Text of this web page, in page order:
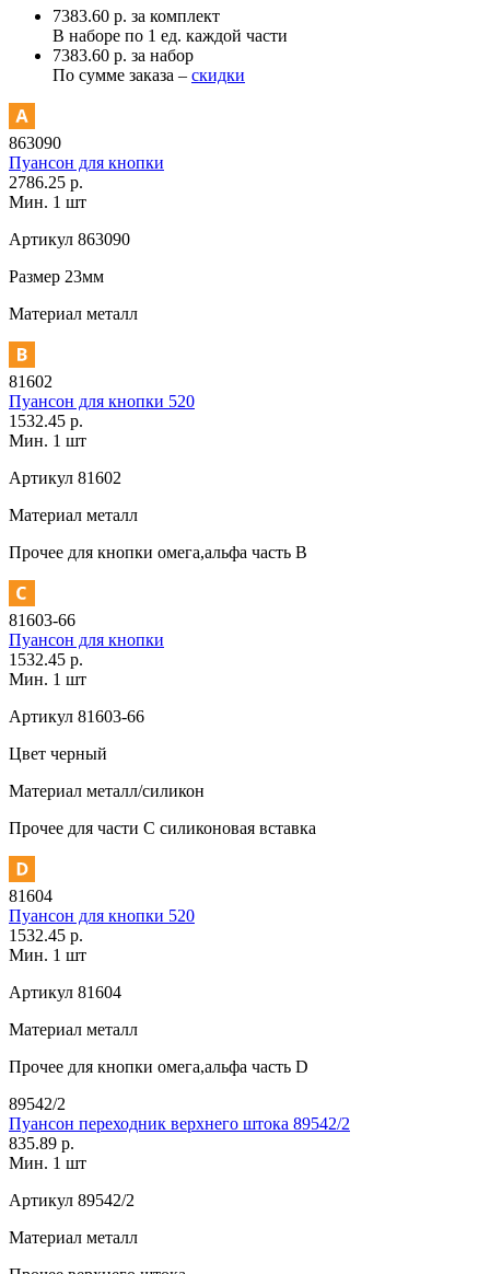
7383.60 р. за комплект
В наборе по 1 ед. каждой части
7383.60 р. за набор
По сумме заказа – скидки
863090
Пуансон для кнопки
2786.25 р.
Мин. 1 шт
Артикул 863090
Размер 23мм
Материал металл
81602
Пуансон для кнопки 520
1532.45 р.
Мин. 1 шт
Артикул 81602
Материал металл
Прочее для кнопки омега,альфа часть В
81603-66
Пуансон для кнопки
1532.45 р.
Мин. 1 шт
Артикул 81603-66
Цвет черный
Материал металл/силикон
Прочее для части C силиконовая вставка
81604
Пуансон для кнопки 520
1532.45 р.
Мин. 1 шт
Артикул 81604
Материал металл
Прочее для кнопки омега,альфа часть D
89542/2
Пуансон переходник верхнего штока 89542/2
835.89 р.
Мин. 1 шт
Артикул 89542/2
Материал металл